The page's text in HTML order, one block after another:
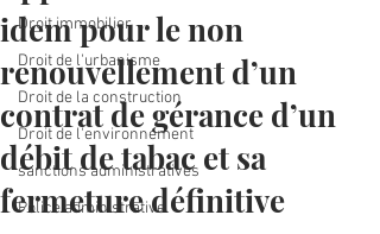
Droit immobilier
Droit de l'urbanisme
Droit de la construction
Droit de l'environnement
sanctions administratives
Police administrative
idem pour le non
renouvellement d’un
contrat de gérance d’un
débit de tabac et sa
fermeture définitive